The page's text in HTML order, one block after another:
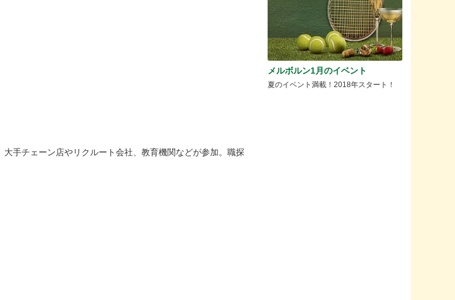
手チェーン店やリクルート会社、教育機関などが参加。職探
メルボルン1月のイベント
夏のイベント満載！2018年スタート！